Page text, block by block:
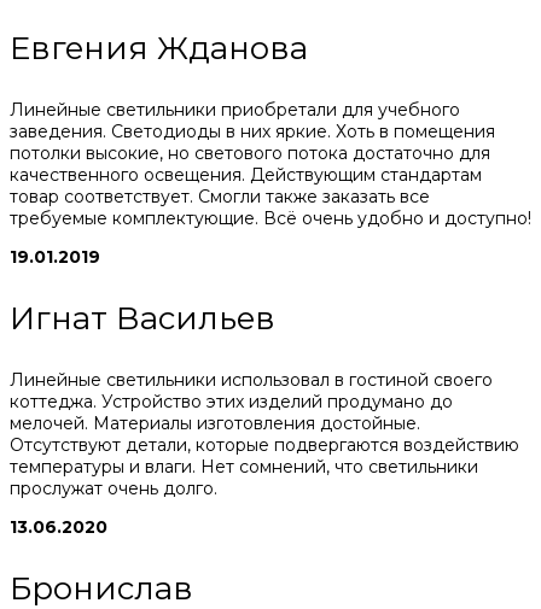
Евгения Жданова
Линейные светильники приобретали для учебного
заведения. Светодиоды в них яркие. Хоть в помещения
потолки высокие, но светового потока достаточно для
качественного освещения. Действующим стандартам
товар соответствует. Смогли также заказать все
требуемые комплектующие. Всё очень удобно и доступно!
19.01.2019
Игнат Васильев
Линейные светильники использовал в гостиной своего
коттеджа. Устройство этих изделий продумано до
мелочей. Материалы изготовления достойные.
Отсутствуют детали, которые подвергаются воздействию
температуры и влаги. Нет сомнений, что светильники
прослужат очень долго.
13.06.2020
Бронислав